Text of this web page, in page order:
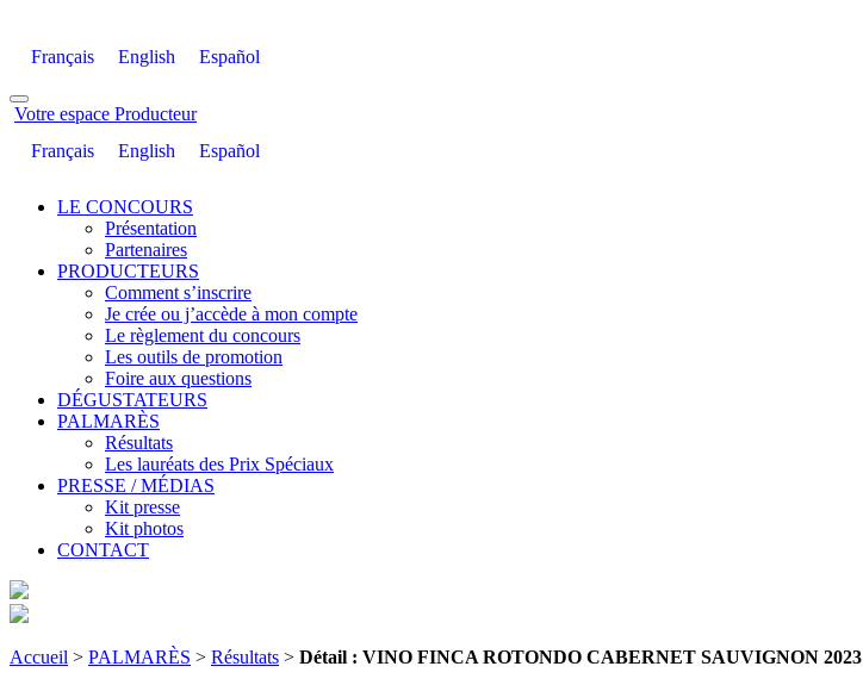
Français English Español
Votre espace Producteur
Français
English Español
LE CONCOURS
Présentation
Partenaires
PRODUCTEURS
Comment s’inscrire
Je crée ou j’accède à mon compte
Le règlement du concours
Les outils de promotion
Foire aux questions
DÉGUSTATEURS
PALMARÈS
Résultats
Les lauréats des Prix Spéciaux
PRESSE / MÉDIAS
Kit presse
Kit photos
CONTACT
Accueil > PALMARÈS > Résultats > Détail : VINO FINCA ROTONDO CABERNET SAUVIGNON 2023